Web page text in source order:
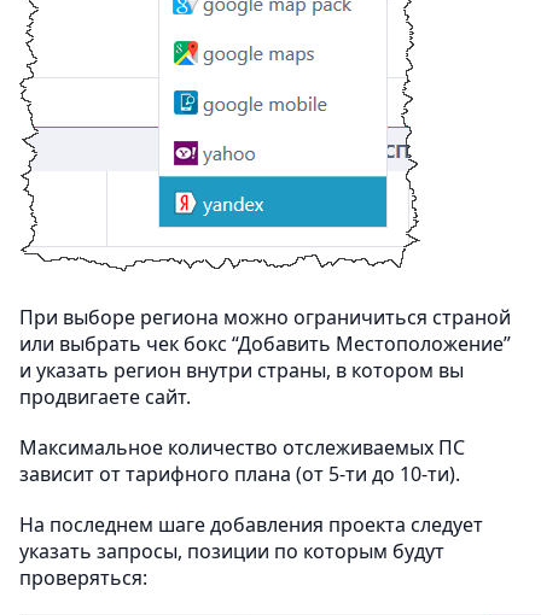
При выборе региона можно ограничиться страной
или выбрать чек бокс “Добавить Местоположение”
и указать регион внутри страны, в котором вы
продвигаете сайт.
Максимальное количество отслеживаемых ПС
зависит от тарифного плана (от 5-ти до 10-ти).
На последнем шаге добавления проекта следует
указать запросы, позиции по которым будут
проверяться: